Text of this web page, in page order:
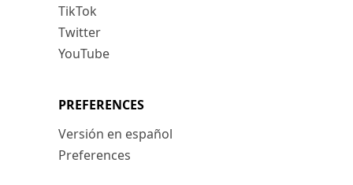
TikTok
Twitter
YouTube
PREFERENCES
Versión en español
Preferences